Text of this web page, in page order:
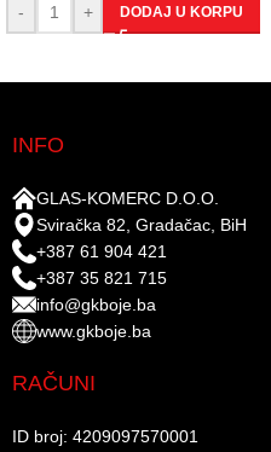
-
+ DODAJ U KORPU
INFO
GLAS-KOMERC D.O.O.
Sviračka 82, Gradačac, BiH
+387 61 904 421
+387 35 821 715
info@gkboje.ba
www.gkboje.ba
RAČUNI
ID broj: 4209097570001​